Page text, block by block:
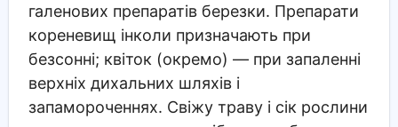
галенових препаратів березки. Препарати
кореневищ інколи призначають при
безсонні; квіток (окремо) — при запаленні
верхніх дихальних шляхів і
запамороченнях. Свіжу траву і сік рослини